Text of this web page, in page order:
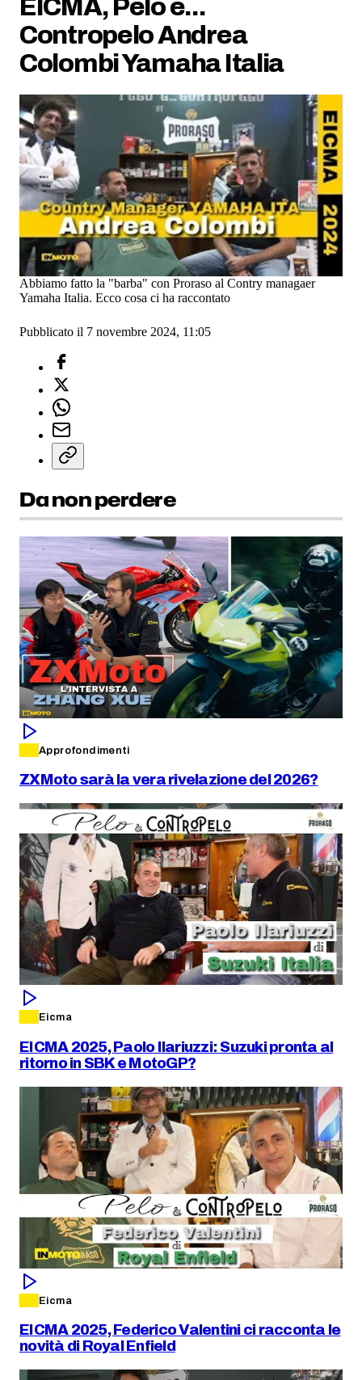
EICMA, Pelo e...
Contropelo Andrea
Colombi Yamaha Italia
Abbiamo fatto la "barba" con Proraso al Contry managaer
Yamaha Italia. Ecco cosa ci ha raccontato
Pubblicato il 7 novembre 2024, 11:05
Da non perdere
Approfondimenti
ZXMoto sarà la vera rivelazione del 2026?
Eicma
EICMA 2025, Paolo Ilariuzzi: Suzuki pronta al
ritorno in SBK e MotoGP?
Eicma
EICMA 2025, Federico Valentini ci racconta le
novità di Royal Enfield